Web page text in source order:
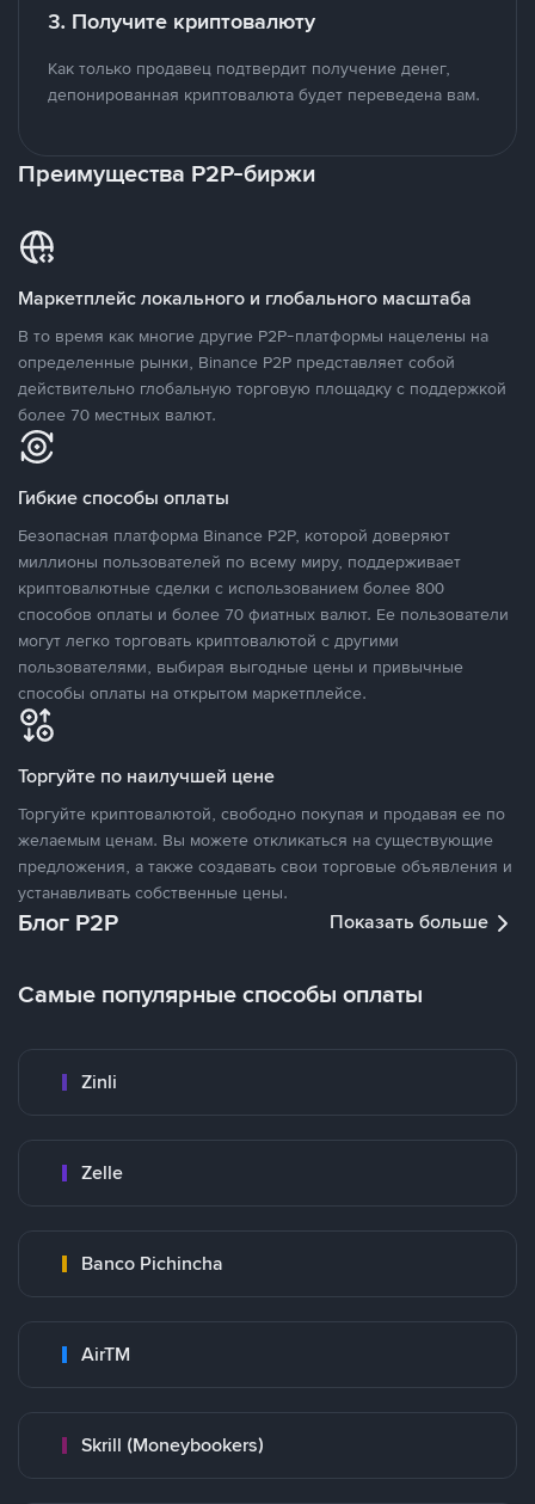
3. Получите криптовалюту
Как только продавец подтвердит получение денег,
депонированная криптовалюта будет переведена вам.
Преимущества P2P-биржи
Маркетплейс локального и глобального масштаба
В то время как многие другие P2P-платформы нацелены на
определенные рынки, Binance P2P представляет собой
действительно глобальную торговую площадку с поддержкой
более 70 местных валют.
Гибкие способы оплаты
Безопасная платформа Binance P2P, которой доверяют
миллионы пользователей по всему миру, поддерживает
криптовалютные сделки с использованием более 800
способов оплаты и более 70 фиатных валют. Ее пользователи
могут легко торговать криптовалютой с другими
пользователями, выбирая выгодные цены и привычные
способы оплаты на открытом маркетплейсе.
Торгуйте по наилучшей цене
Торгуйте криптовалютой, свободно покупая и продавая ее по
желаемым ценам. Вы можете откликаться на существующие
предложения, а также создавать свои торговые объявления и
устанавливать собственные цены.
Блог P2P Показать больше
Самые популярные способы оплаты
Zinli
Zelle
Banco Pichincha
AirTM
Skrill (Moneybookers)